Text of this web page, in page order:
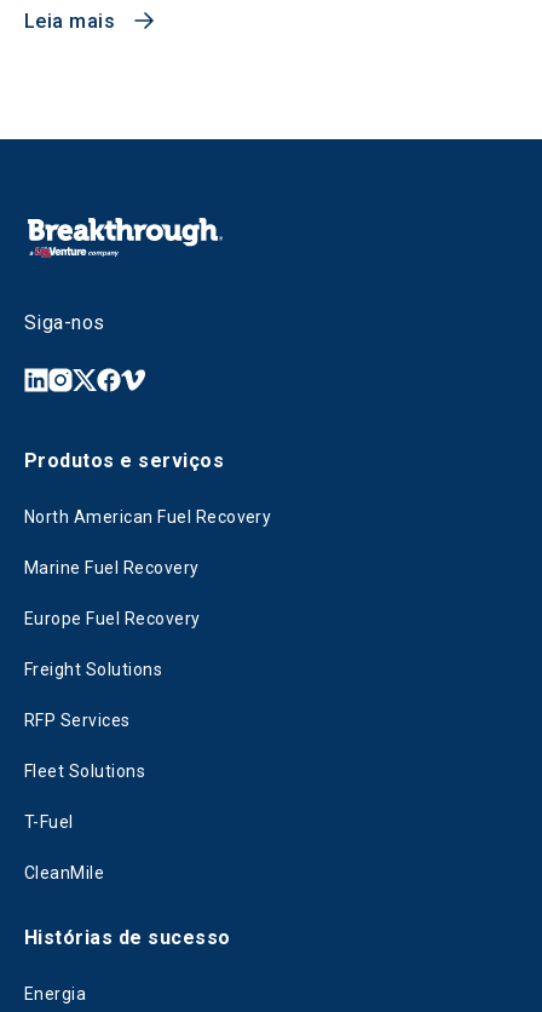
Leia mais
Siga-nos
Produtos e serviços
North American Fuel Recovery
Marine Fuel Recovery
Europe Fuel Recovery
Freight Solutions
RFP Services
Fleet Solutions
T-Fuel
CleanMile
Histórias de sucesso
Energia